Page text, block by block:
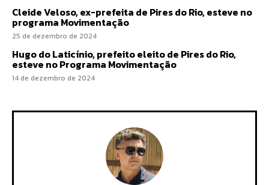
Cleide Veloso, ex-prefeita de Pires do Rio, esteve no
programa Movimentação
25 de dezembro de 2024
Hugo do Laticínio, prefeito eleito de Pires do Rio,
esteve no Programa Movimentação
14 de dezembro de 2024